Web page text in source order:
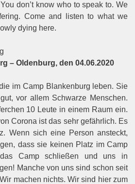
don’t know who to speak to. We
Come and listen to what we
dying here.
– Oldenburg, den 04.06.2020
im Camp Blankenburg leben. Sie
vor allem Schwarze Menschen.
10 Leute in einem Raum ein.
Corona ist das sehr gefährlich. Es
Wenn sich eine Person ansteckt,
dass sie keinen Platz im Camp
Camp schließen und uns in
Manche von uns sind schon seit
machen nichts. Wir sind hier zum